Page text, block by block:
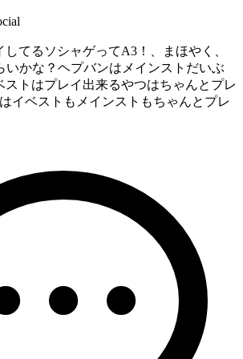
てるソシャゲってA3！、まほやく、
いかな？ヘプバンはメインストだいぶ
ストはプレイ出来るやつはちゃんとプレ
イベストもメインストもちゃんとプレ